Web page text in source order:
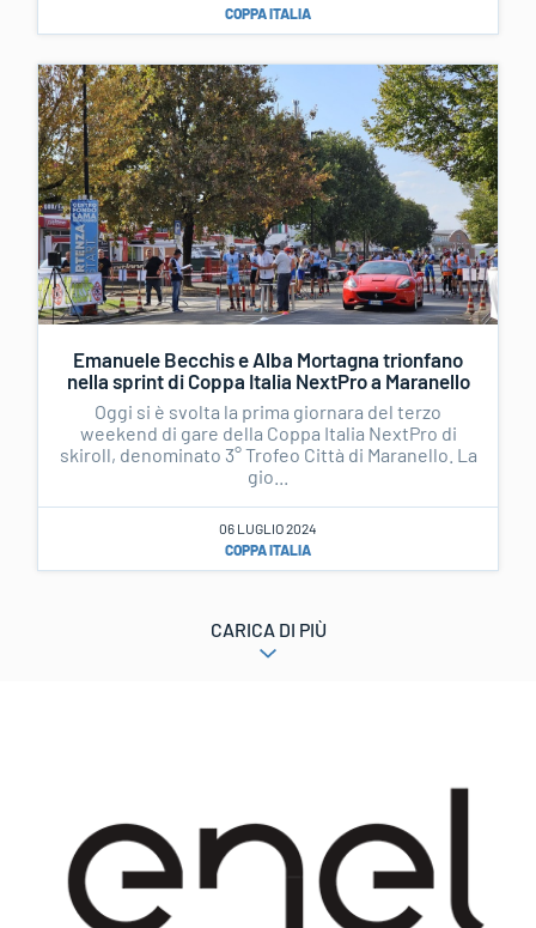
COPPA ITALIA
Emanuele Becchis e Alba Mortagna trionfano
nella sprint di Coppa Italia NextPro a Maranello
Oggi si è svolta la prima giornara del terzo
weekend di gare della Coppa Italia NextPro di
skiroll, denominato 3° Trofeo Città di Maranello. La
gio...
06 LUGLIO 2024
COPPA ITALIA
CARICA DI PIÙ